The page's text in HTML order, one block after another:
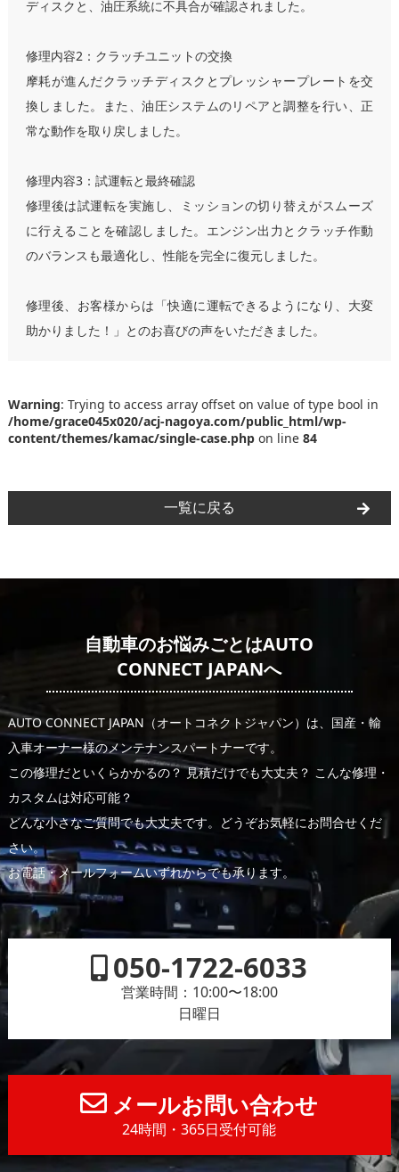
ディスクと、油圧系統に不具合が確認されました。
修理内容2：クラッチユニットの交換
摩耗が進んだクラッチディスクとプレッシャープレートを交
換しました。また、油圧システムのリペアと調整を行い、正
常な動作を取り戻しました。
修理内容3：試運転と最終確認
修理後は試運転を実施し、ミッションの切り替えがスムーズ
に行えることを確認しました。エンジン出力とクラッチ作動
のバランスも最適化し、性能を完全に復元しました。
修理後、お客様からは「快適に運転できるようになり、大変
助かりました！」とのお喜びの声をいただきました。
Warning: Trying to access array offset on value of type bool in
/home/grace045x020/acj-nagoya.com/public_html/wp-
content/themes/kamac/single-case.phpon line 84
一覧に戻る
自動車のお悩みごとはAUTO
CONNECT JAPANへ
AUTO CONNECT JAPAN（オートコネクトジャパン）は、国産・輸
入車オーナー様のメンテナンスパートナーです。
この修理だといくらかかるの？ 見積だけでも大丈夫？ こんな修理・
カスタムは対応可能？
どんな小さなご質問でも大丈夫です。どうぞお気軽にお問合せくだ
さい。
お電話・メールフォームいずれからでも承ります。
050-1722-6033
営業時間：10:00〜18:00
日曜日
メールお問い合わせ
24時間・365日受付可能